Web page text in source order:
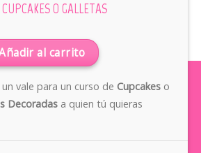
O GALLETAS
al carrito
un vale para un curso de Cupcakeso
Decoradasa quien tú quieras